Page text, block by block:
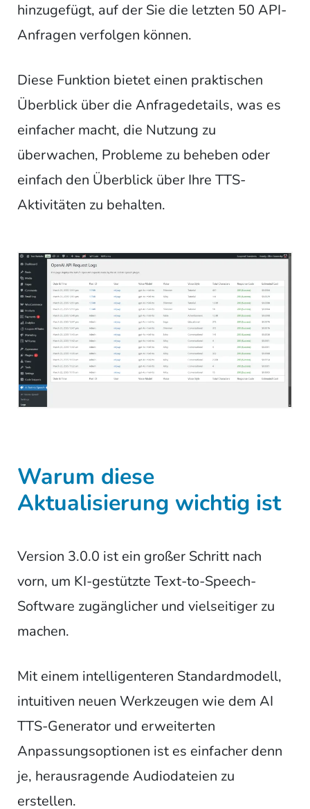
hinzugefügt, auf der Sie die letzten 50 API-
Anfragen verfolgen können.
Diese Funktion bietet einen praktischen
Überblick über die Anfragedetails, was es
einfacher macht, die Nutzung zu
überwachen, Probleme zu beheben oder
einfach den Überblick über Ihre TTS-
Aktivitäten zu behalten.
Warum diese
Aktualisierung wichtig ist
Version 3.0.0 ist ein großer Schritt nach
vorn, um KI-gestützte Text-to-Speech-
Software zugänglicher und vielseitiger zu
machen.
Mit einem intelligenteren Standardmodell,
intuitiven neuen Werkzeugen wie dem AI
TTS-Generator und erweiterten
Anpassungsoptionen ist es einfacher denn
je, herausragende Audiodateien zu
erstellen.